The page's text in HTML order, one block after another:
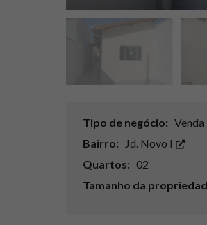
Tipo de negócio: Venda
Bairro:
Jd. Novo I
Quartos: 02
Tamanho da